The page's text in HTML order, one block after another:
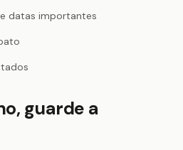
datas importantes
guarde a